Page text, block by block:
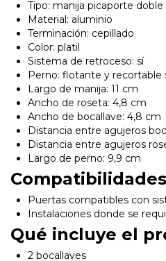
Tipo: manija picaporte doble
Material: aluminio
Terminación: cepillado
Color: platil
Sistema de retroceso: sí
Perno: flotante y recortable
Largo de manija: 11 cm
Ancho de roseta: 4,8 cm
Ancho de bocallave: 4,8 cm
Distancia entre agujeros
Distancia entre agujeros
Largo de perno: 9,9 cm
Puertas compatibles con
Instalaciones donde se
Qué incluye el
2 bocallaves